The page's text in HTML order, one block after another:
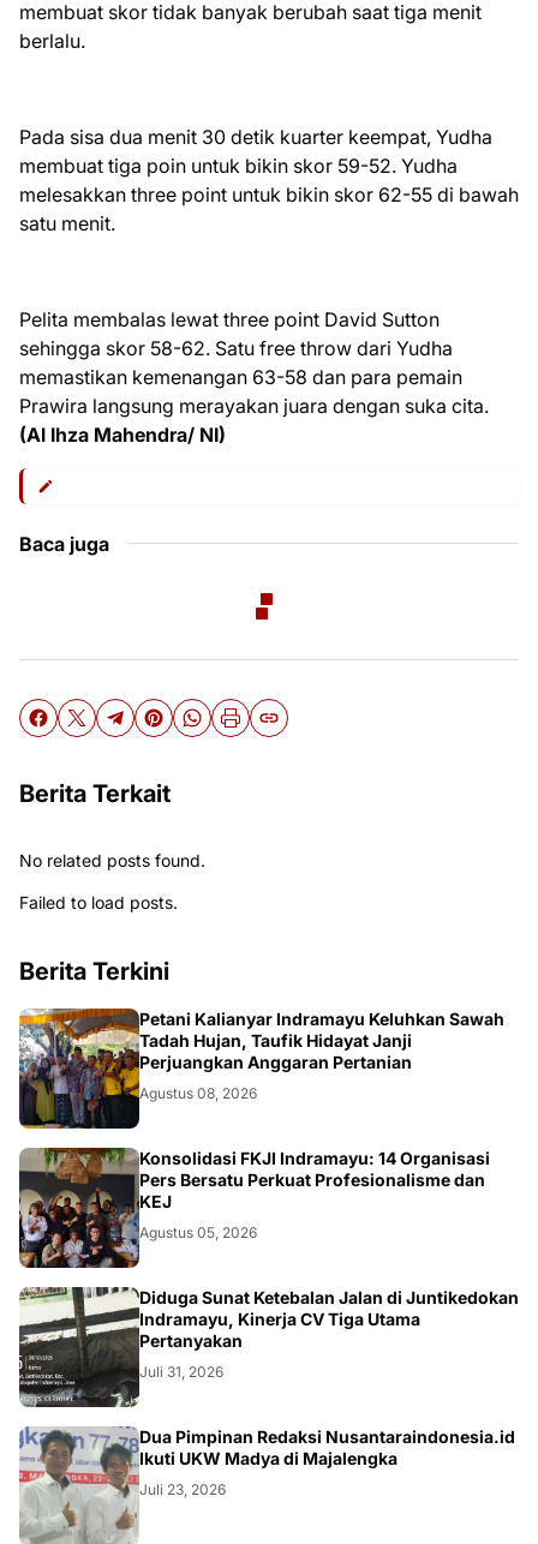
membuat skor tidak banyak berubah saat tiga menit
berlalu.
Pada sisa dua menit 30 detik kuarter keempat, Yudha
membuat tiga poin untuk bikin skor 59-52. Yudha
melesakkan three point untuk bikin skor 62-55 di bawah
satu menit.
Pelita membalas lewat three point David Sutton
sehingga skor 58-62. Satu free throw dari Yudha
memastikan kemenangan 63-58 dan para pemain
Prawira langsung merayakan juara dengan suka cita.
(Al Ihza Mahendra/ NI)
Baca juga
Berita Terkait
No related posts found.
Failed to load posts.
Berita Terkini
Petani Kalianyar Indramayu Keluhkan Sawah
Tadah Hujan, Taufik Hidayat Janji
Perjuangkan Anggaran Pertanian
Agustus 08, 2026
Konsolidasi FKJI Indramayu: 14 Organisasi
Pers Bersatu Perkuat Profesionalisme dan
KEJ
Agustus 05, 2026
KRIMINAL
Diduga Sunat Ketebalan Jalan di Juntikedokan
Indramayu, Kinerja CV Tiga Utama
Pertanyakan
Juli 31, 2026
Dua Pimpinan Redaksi Nusantaraindonesia.id
Ikuti UKW Madya di Majalengka
Juli 23, 2026